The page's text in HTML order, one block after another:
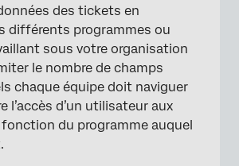
des tickets en
différents programmes ou
sous votre organisation
le nombre de champs
chaque équipe doit naviguer
l’accès d’un utilisateur aux
du programme auquel